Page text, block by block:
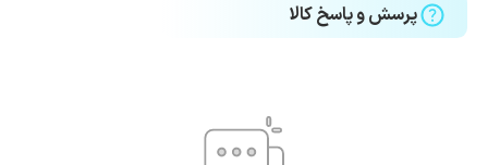
پرسش و پاسخ کالا